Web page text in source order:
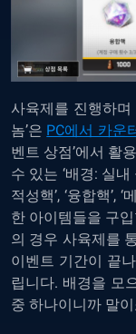
사육제를 진행하며
놈’은 PC에서 카운
벤트 상점’에서 활
수 있는 ‘배경: 실내
적성핵’, ‘융합핵’,
한 아이템들을 구
의 경우 사육제를
이벤트 기간이 끝
립니다. 배경을 모
중 하나이니까 말